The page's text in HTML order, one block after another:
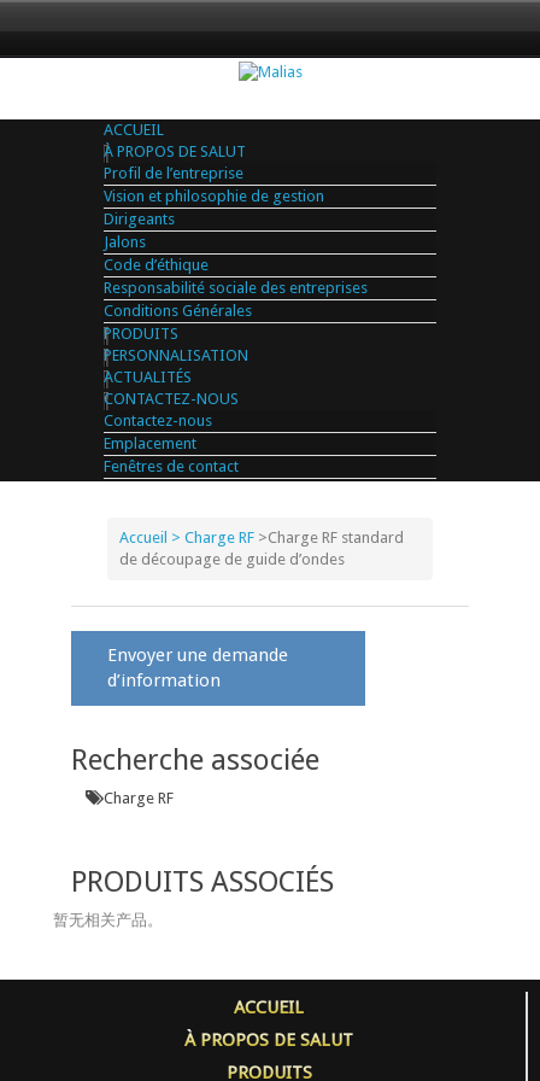
ACCUEIL
À PROPOS DE SALUT
Profil de l’entreprise
Vision et philosophie de gestion
Dirigeants
Jalons
Code d’éthique
Responsabilité sociale des entreprises
Conditions Générales
PRODUITS
PERSONNALISATION
ACTUALITÉS
CONTACTEZ-NOUS
Contactez-nous
Emplacement
Fenêtres de contact
Accueil > Charge RF >Charge RF standard
de découpage de guide d’ondes
Envoyer une demande
d’information
Recherche associée
Charge RF
PRODUITS ASSOCIÉS
暂无相关产品。
ACCUEIL
À PROPOS DE SALUT
PRODUITS